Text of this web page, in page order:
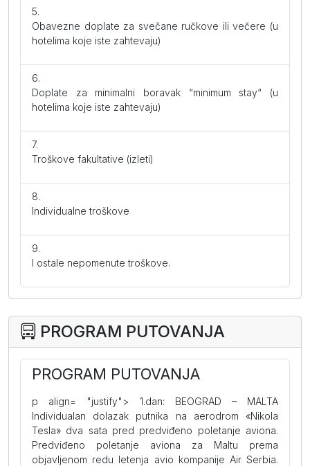
Obavezne doplate za svečane ručkove ili večere (u
hotelima koje iste zahtevaju)
Doplate za minimalni boravak “minimum stay“ (u
hotelima koje iste zahtevaju)
Troškove fakultative (izleti)
Individualne troškove
I ostale nepomenute troškove.
PROGRAM PUTOVANJA
PROGRAM PUTOVANJA
p align= "justify"> 1.dan: BEOGRAD – MALTA
Individualan dolazak putnika na aerodrom «Nikola
Tesla» dva sata pred predviđeno poletanje aviona.
Predviđeno poletanje aviona za Maltu prema
objavljenom redu letenja avio kompanije Air Serbia.